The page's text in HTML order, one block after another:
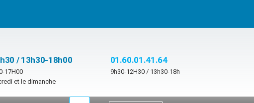
/ 13h30-18h00
17H00
et le dimanche
01.60.01.41.64
9h30-12H30 / 13h30-18h